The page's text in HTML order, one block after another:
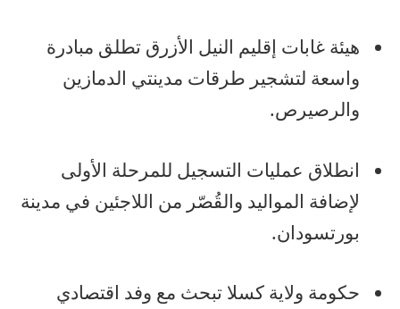
هيئة غابات إقليم النيل الأزرق تطلق مبادرة
واسعة لتشجير طرقات مدينتي الدمازين
والرصيرص.
انطلاق عمليات التسجيل للمرحلة الأولى
لإضافة المواليد والقُصّر من اللاجئين في مدينة
بورتسودان.
حكومة ولاية كسلا تبحث مع وفد اقتصادي